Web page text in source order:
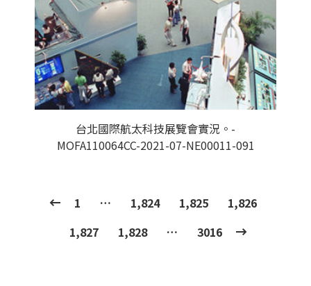
台北國際航太科技展覽會實況。-
MOFA110064CC-2021-07-NE00011-091
1 … 1,824 1,825
1,826
1,827
1,828 … 3016